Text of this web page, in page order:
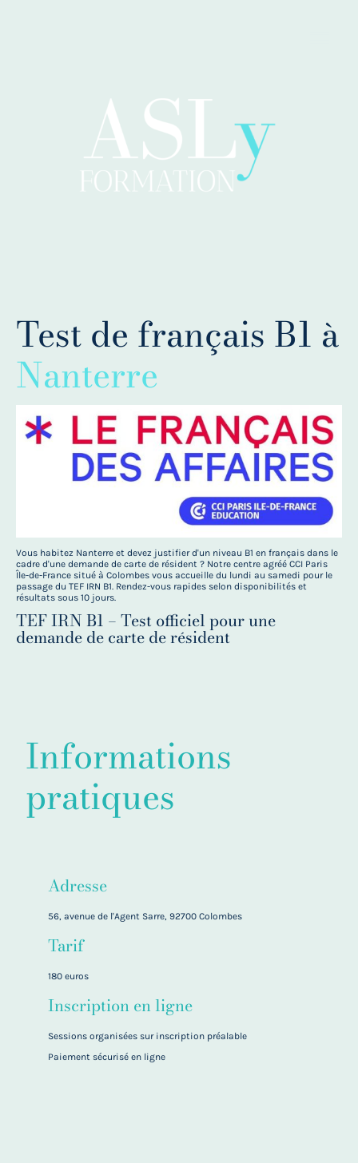
Test de français B1 à
Nanterre
Vous habitez Nanterre et devez justifier d'un niveau B1 en français dans le
cadre d'une demande de carte de résident ? Notre centre agréé CCI Paris
Île-de-France situé à Colombes vous accueille du lundi au samedi pour le
passage du TEF IRN B1. Rendez-vous rapides selon disponibilités et
résultats sous 10 jours.
TEF IRN B1 – Test officiel pour une
demande de carte de résident
Informations
pratiques
Adresse
56, avenue de l'Agent Sarre, 92700 Colombes
Tarif
180 euros
Inscription en ligne
Sessions organisées sur inscription préalable
Paiement sécurisé en ligne